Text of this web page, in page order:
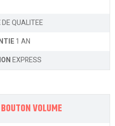
DE QUALITEE
1 AN
EXPRESS
VOLUME